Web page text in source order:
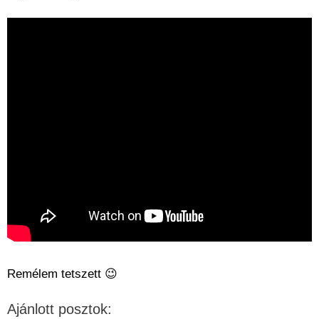
Remélem tetszett 😉
Ajánlott posztok: